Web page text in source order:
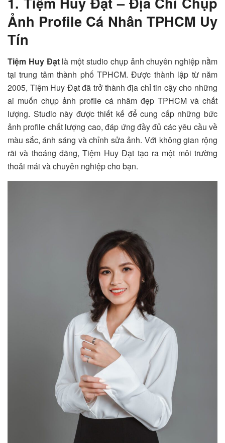
Ảnh Profile Cá Nhân TPHCM Uy
Tín
Tiệm Huy Đạtlà một studio chụp ảnh chuyên nghiệp nằm
tại trung tâm thành phố TPHCM. Được thành lập từ năm
2005, Tiệm Huy Đạtđã trở thành địa chỉ tin cậy cho những
ai muốn chụp ảnh profile cá nhâm đẹp TPHCM và chất
lượng. Studio này được thiết kế để cung cấp những bức
ảnh profile chất lượng cao, đáp ứng đầy đủ các yêu cầu về
màu sắc, ánh sáng và chỉnh sửa ảnh. Với không gian rộng
rãi và thoáng đãng,Tiệm Huy Đạt tạo ra một môi trường
thoải mái và chuyên nghiệp cho bạn.